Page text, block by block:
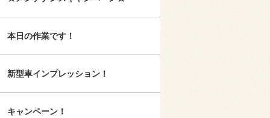
本日の作業です！
新型車インプレッション！
キャンペーン！